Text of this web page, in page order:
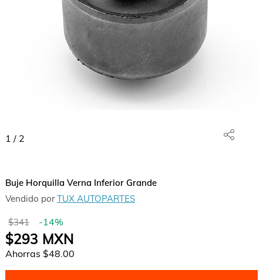
1 / 2
Buje Horquilla Verna Inferior Grande
Vendido porTUX AUTOPARTES
$341 -14%
$293 MXN
Ahorras $48.00